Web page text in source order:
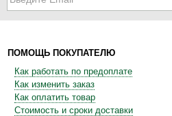
ПОМОЩЬ ПОКУПАТЕЛЮ
Как работать по предоплате
Как изменить заказ
Как оплатить товар
Стоимость и сроки доставки